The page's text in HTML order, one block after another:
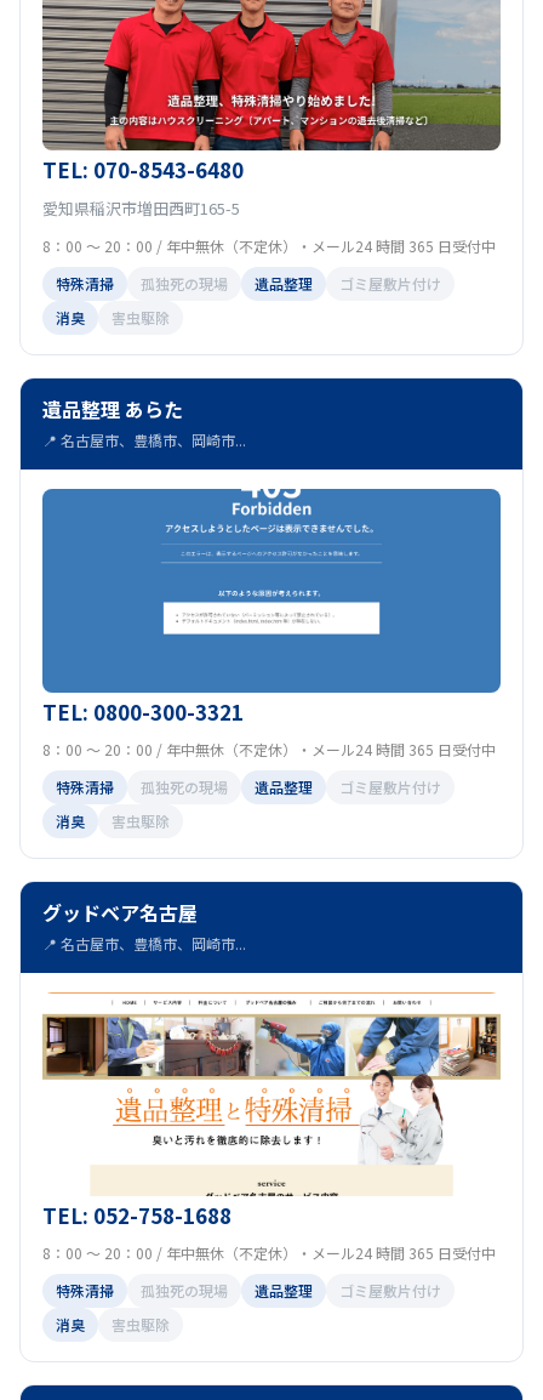
TEL: 070-8543-6480
愛知県稲沢市増田西町165-5
8：00 ～ 20：00 / 年中無休（不定休）・メール24 時間 365 日受付中
特殊清掃
孤独死の現場 遺品整理
ゴミ屋敷片付け
消臭
害虫駆除
遺品整理 あらた
📍 名古屋市、豊橋市、岡崎市...
TEL: 0800-300-3321
8：00 ～ 20：00 / 年中無休（不定休）・メール24 時間 365 日受付中
特殊清掃
孤独死の現場 遺品整理
ゴミ屋敷片付け
消臭
害虫駆除
グッドベア名古屋
📍 名古屋市、豊橋市、岡崎市...
TEL: 052-758-1688
8：00 ～ 20：00 / 年中無休（不定休）・メール24 時間 365 日受付中
特殊清掃
孤独死の現場 遺品整理
ゴミ屋敷片付け
消臭
害虫駆除